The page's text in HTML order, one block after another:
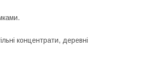
концентрати, деревні